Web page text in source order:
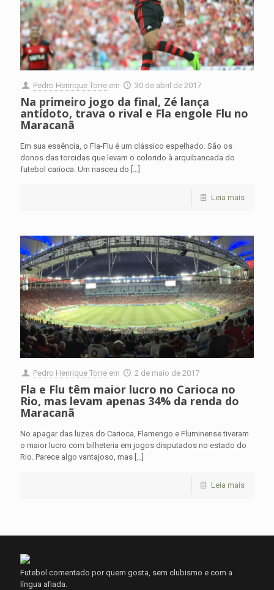
Pedro Henrique Torre em 30 de abril de 2017
Na primeiro jogo da final, Zé lança
antídoto, trava o rival e Fla engole Flu no
Maracanã
Em sua essência, o Fla-Flu é um clássico espelhado. São os
donos das torcidas que levam o colorido à arquibancada do
futebol carioca. Um nasceu do […]
Leia mais
Pedro Henrique Torre em 2 de maio de 2017
Fla e Flu têm maior lucro no Carioca no
Rio, mas levam apenas 34% da renda do
Maracanã
No apagar das luzes do Carioca, Flamengo e Fluminense tiveram
o maior lucro com bilheteria em jogos disputados no estado do
Rio. Parece algo vantajoso, mas […]
Leia mais
Futebol comentado por quem gosta, sem clubismo e com a
língua afiada.